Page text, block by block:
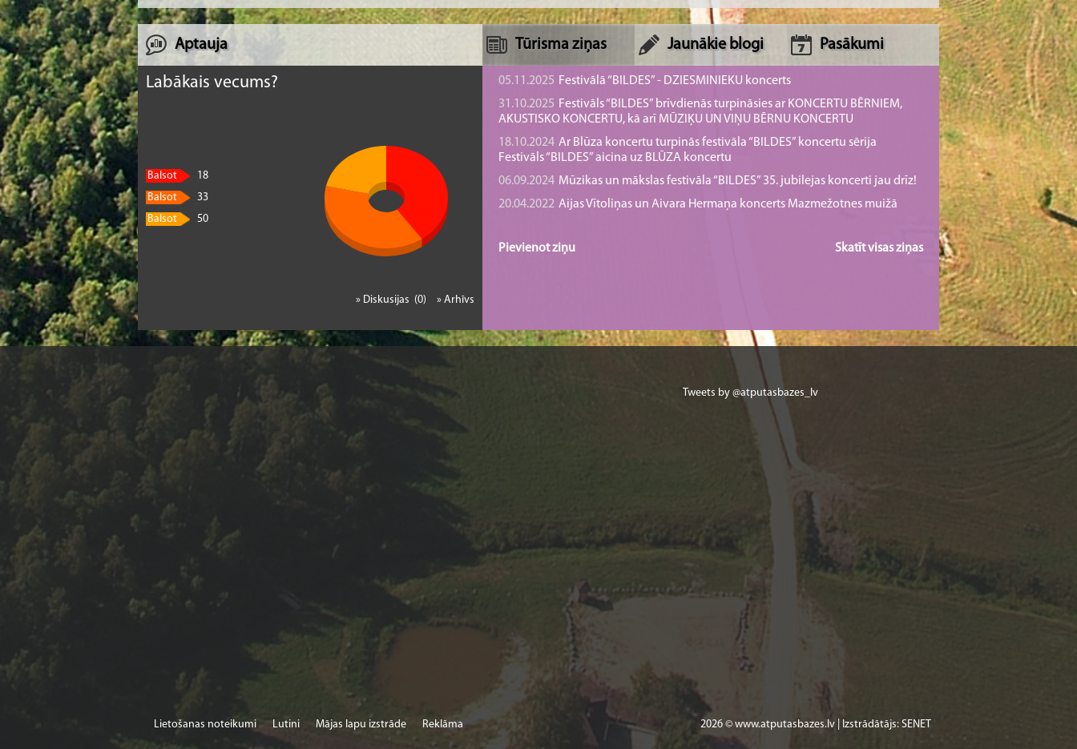
Aptauja
Labākais vecums?
Balsot
18
Balsot
33
Balsot
50
» Arhīvs
» Diskusijas (0)
Tūrisma ziņas Jaunākie blogi Pasākumi
05.11.2025 Festivālā “BILDES” - DZIESMINIEKU koncerts
31.10.2025 Festivāls “BILDES” brīvdienās turpināsies ar KONCERTU BĒRNIEM,
AKUSTISKO KONCERTU, kā arī MŪZIĶU UN VIŅU BĒRNU KONCERTU
18.10.2024 Ar Blūza koncertu turpinās festivāla “BILDES” koncertu sērija
Festivāls “BILDES” aicina uz BLŪZA koncertu
06.09.2024 Mūzikas un mākslas festivāla “BILDES” 35. jubilejas koncerti jau drīz!
20.04.2022 Aijas Vītoliņas un Aivara Hermaņa koncerts Mazmežotnes muižā
Skatīt visas ziņas
Pievienot ziņu
Tweets by @atputasbazes_lv
Lietošanas noteikumi Lutini Mājas lapu izstrāde Reklāma 2026 © www.atputasbazes.lv | Izstrādātājs: SENET